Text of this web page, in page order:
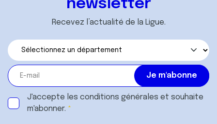
newsletter
Recevez l’actualité de la Ligue.
J'accepte les conditions générales et souhaite
m'abonner.